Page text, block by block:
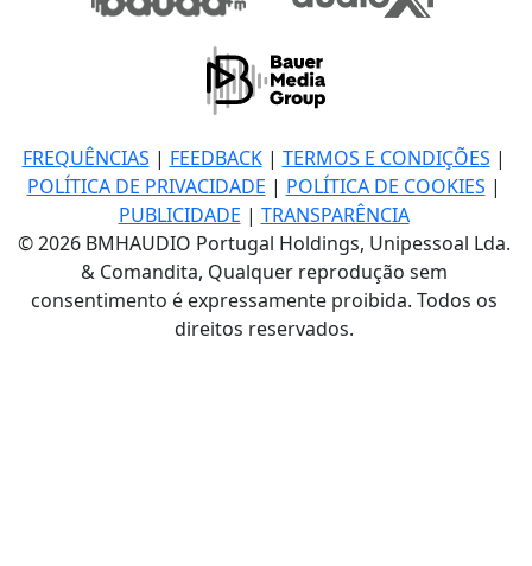
FREQUÊNCIAS | FEEDBACK| TERMOS E CONDIÇÕES |
POLÍTICA DE PRIVACIDADE | POLÍTICA DE COOKIES |
PUBLICIDADE | TRANSPARÊNCIA
© 2026 BMHAUDIO Portugal Holdings, Unipessoal Lda.
& Comandita, Qualquer reprodução sem
consentimento é expressamente proibida. Todos os
direitos reservados.